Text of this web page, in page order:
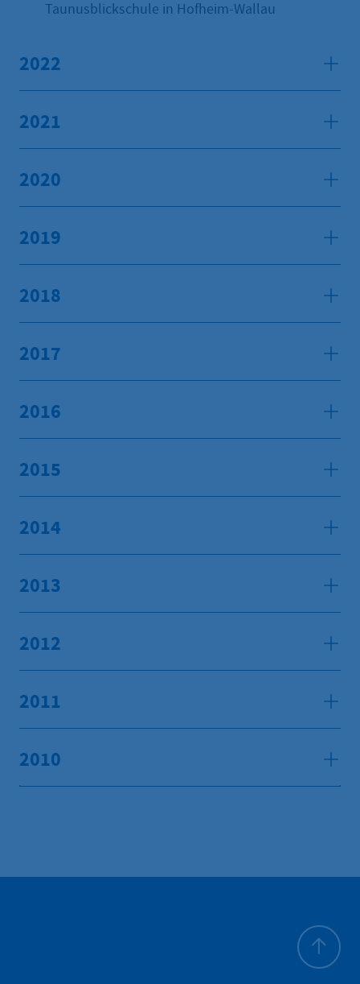
Taunusblickschule in Hofheim-Wallau
2022
2021
2020
2019
2018
2017
2016
2015
2014
2013
2012
2011
2010